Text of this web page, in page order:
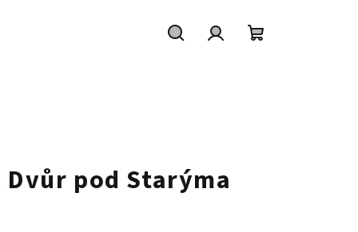
pod Starýma